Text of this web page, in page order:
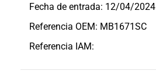
Fecha de entrada: 12/04/2024
Referencia OEM: MB1671SC
Referencia IAM: